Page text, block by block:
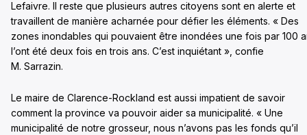
Lefaivre. Il reste que plusieurs autres citoyens sont en alerte et
travaillent de manière acharnée pour défier les éléments. « Des
zones inondables qui pouvaient être inondées une fois par 100
l’ont été deux fois en trois ans. C’est inquiétant », confie
M. Sarrazin.
Le maire de Clarence-Rockland est aussi impatient de savoir
comment la province va pouvoir aider sa municipalité. « Une
municipalité de notre grosseur, nous n’avons pas les fonds qu’il